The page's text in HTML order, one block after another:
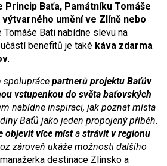
Princip Baťa, Památníku Tomáše
umění ve Zlíně nebo
Tomáše Bati nabídne slevu na
benefitů je také káva zdarma
.
spolupráce partnerů projektu Baťův
vstupenkou do světa baťovských
nabídne inspiraci, jak poznat místa
Baťů jako jeden propojený příběh.
objevit více místa strávit v regionu
zároveň ukáže možnosti dalšího
destinace Zlínsko a